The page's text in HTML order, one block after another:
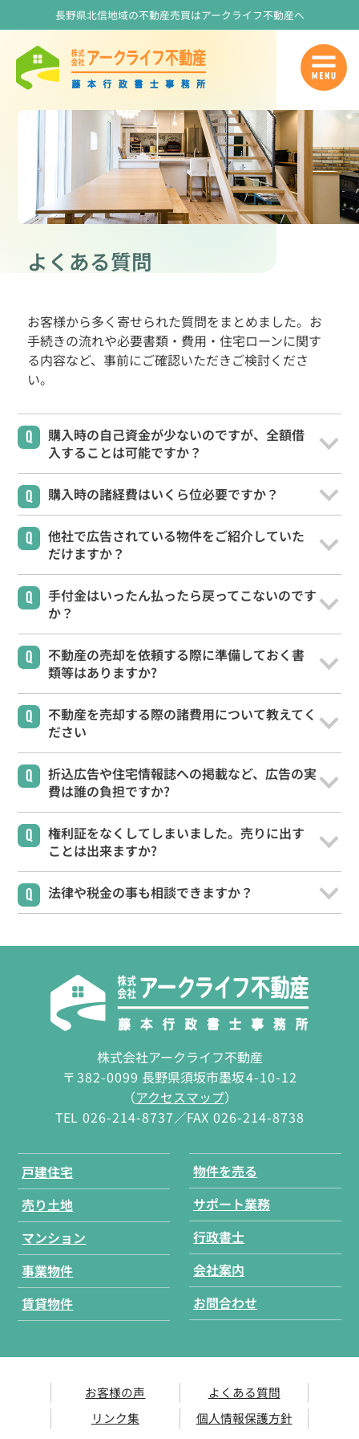
長野県北信地域の不動産売買はアークライフ不動産へ
よくある質問
お客様から多く寄せられた質問をまとめました。お
手続きの流れや必要書類・費用・住宅ローンに関す
る内容など、事前にご確認いただきご検討くださ
い。
Q
購入時の自己資金が少ないのですが、全額借
入することは可能ですか？
Q 購入時の諸経費はいくら位必要ですか？
Q
他社で広告されている物件をご紹介していた
だけますか？
Q
手付金はいったん払ったら戻ってこないのです
か？
Q
不動産の売却を依頼する際に準備しておく書
類等はありますか?
Q
不動産を売却する際の諸費用について教えてく
ださい
Q
折込広告や住宅情報誌への掲載など、広告の実
費は誰の負担ですか?
Q
権利証をなくしてしまいました。売りに出す
ことは出来ますか?
Q 法律や税金の事も相談できますか？
株式会社アークライフ不動産
〒382-0099 長野県須坂市墨坂4-10-12
（アクセスマップ）
TEL 026-214-8737／FAX 026-214-8738
戸建住宅
売り土地
マンション
事業物件
賃貸物件
物件を売る
サポート業務
行政書士
会社案内
お問合わせ
お客様の声
よくある質問
リンク集
個人情報保護方針
戸建住宅 売り土地
マンション
賃貸物件
サポート業務 行政書士
会社案内 お問合わせ
リンク集
026-214-8737
営業時間 9:30〜18:00